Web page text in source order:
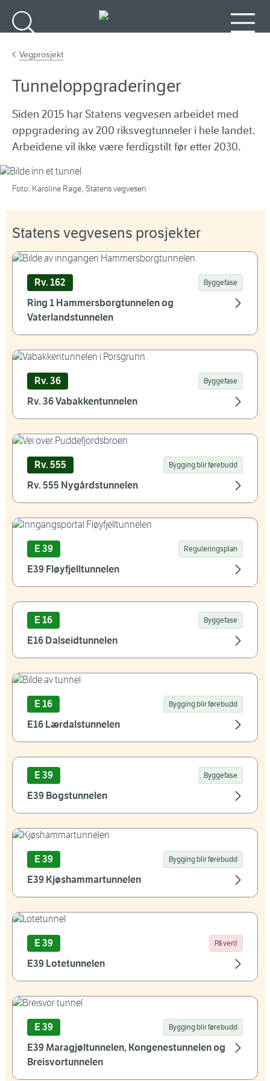
Vegprosjekt
Tunneloppgraderinger
Siden 2015 har Statens vegvesen arbeidet med
oppgradering av 200 riksvegtunneler i hele landet.
Arbeidene vil ikke være ferdigstilt før etter 2030.
Foto: Karoline Rage, Statens vegvesen
Statens vegvesens prosjekter
Rv. 162 Byggefase
Ring 1 Hammersborgtunnelen og
Vaterlandstunnelen
Rv. 36 Byggefase
Rv. 36 Vabakkentunnelen
Rv. 555 Bygging blir førebudd
Rv. 555 Nygårdstunnelen
E 39 Reguleringsplan
E39 Fløyfjelltunnelen
E 16 Byggefase
E16 Dalseidtunnelen
E 16 Bygging blir førebudd
E16 Lærdalstunnelen
E 39 Byggefase
E39 Bogstunnelen
E 39 Bygging blir førebudd
E39 Kjøshammartunnelen
E 39 På vent
E39 Lotetunnelen
E 39 Bygging blir førebudd
E39 Maragjøltunnelen, Kongenestunnelen og
Breisvortunnelen